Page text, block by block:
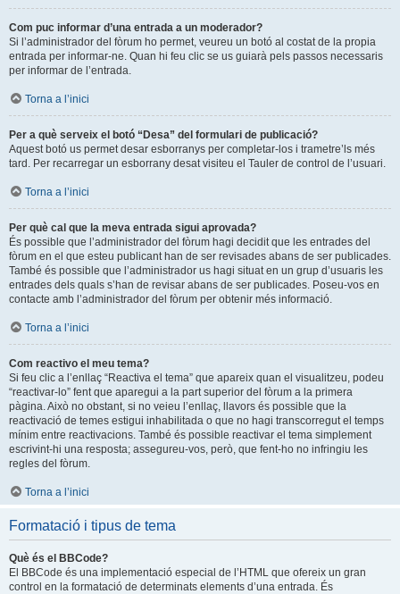
Com puc informar d’una entrada a un moderador?
Si l’administrador del fòrum ho permet, veureu un botó al costat de la propia
entrada per informar-ne. Quan hi feu clic se us guiarà pels passos necessaris
per informar de l’entrada.
Torna a l’inici
Per a què serveix el botó “Desa” del formulari de publicació?
Aquest botó us permet desar esborranys per completar-los i trametre’ls més
tard. Per recarregar un esborrany desat visiteu el Tauler de control de l’usuari.
Torna a l’inici
Per què cal que la meva entrada sigui aprovada?
És possible que l’administrador del fòrum hagi decidit que les entrades del
fòrum en el que esteu publicant han de ser revisades abans de ser publicades.
També és possible que l’administrador us hagi situat en un grup d’usuaris les
entrades dels quals s’han de revisar abans de ser publicades. Poseu-vos en
contacte amb l’administrador del fòrum per obtenir més informació.
Torna a l’inici
Com reactivo el meu tema?
Si feu clic a l’enllaç “Reactiva el tema” que apareix quan el visualitzeu, podeu
“reactivar-lo” fent que aparegui a la part superior del fòrum a la primera
pàgina. Això no obstant, si no veieu l’enllaç, llavors és possible que la
reactivació de temes estigui inhabilitada o que no hagi transcorregut el temps
mínim entre reactivacions. També és possible reactivar el tema simplement
escrivint-hi una resposta; assegureu-vos, però, que fent-ho no infringiu les
regles del fòrum.
Torna a l’inici
Formatació i tipus de tema
Què és el BBCode?
El BBCode és una implementació especial de l’HTML que ofereix un gran
control en la formatació de determinats elements d’una entrada. És